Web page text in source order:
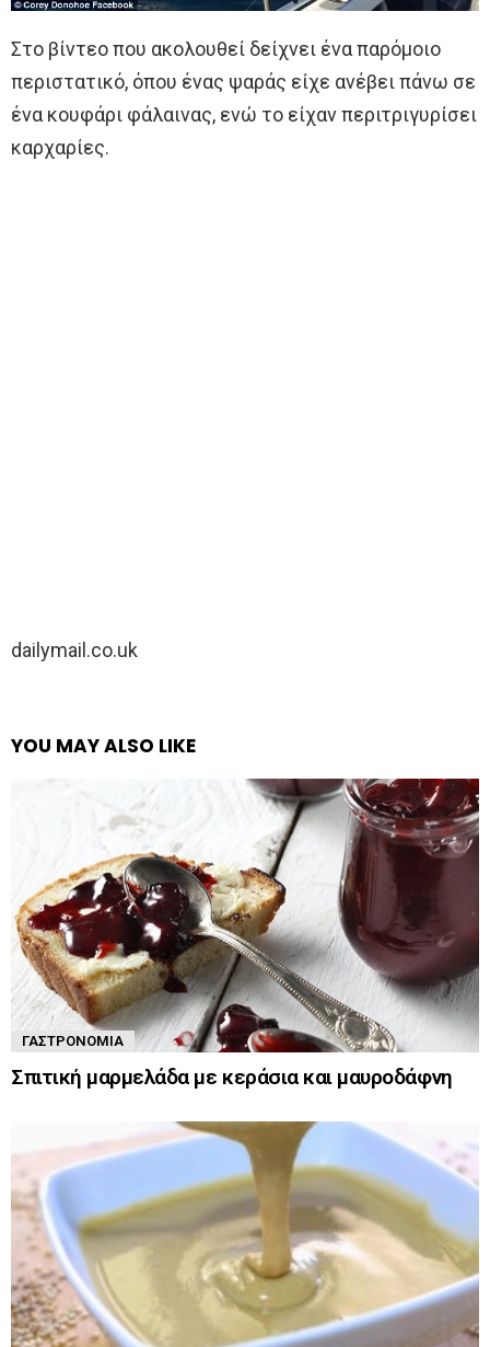
Στο βίντεο που ακολουθεί δείχνει ένα παρόμοιο
περιστατικό, όπου ένας ψαράς είχε ανέβει πάνω σε
ένα κουφάρι φάλαινας, ενώ το είχαν περιτριγυρίσει
καρχαρίες.
dailymail.co.uk
YOU MAY ALSO LIKE
ΓΑΣΤΡΟΝΟΜΊΑ
Σπιτική μαρμελάδα με κεράσια και μαυροδάφνη